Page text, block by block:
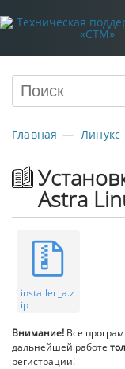
Главная Линукс
Astra
installer_a.z
ip
Внимание! Все
дальнейшей работе
регистрации!